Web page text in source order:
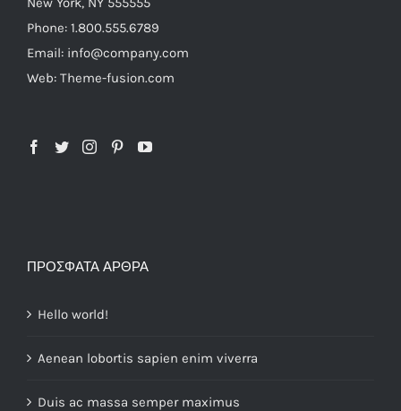
Phone: 1.800.555.6789
Email: info@company.com
Web: Theme-fusion.com
ΠΡΌΣΦΑΤΑ ΆΡΘΡΑ
Hello world!
Aenean lobortis sapien enim viverra
Duis ac massa semper maximus